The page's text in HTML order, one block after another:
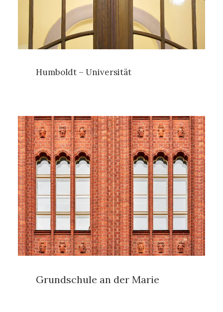
Humboldt – Universität
Grundschule an der Marie